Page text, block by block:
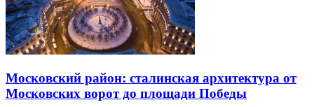
Московский район: сталинская архитектура от
Московских ворот до площади Победы